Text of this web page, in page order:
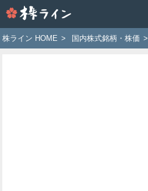
イ
ン
株ライン HOME > 国内株式銘柄・株価 >